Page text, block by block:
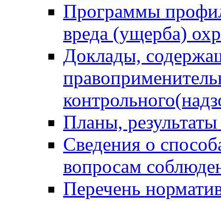
Программы
вреда (ущерба)
Доклады,
Планы,
Сведения о
вопросам
Перечень